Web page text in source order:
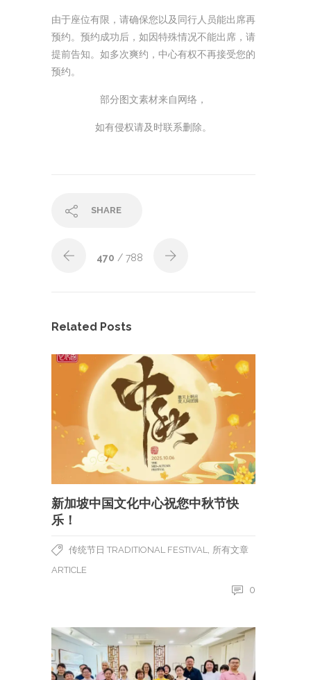
由于座位有限，请确保您以及同行人员能出席再
预约。预约成功后，如因特殊情况不能出席，请
提前告知。如多次爽约，中心有权不再接受您的
预约。
部分图文素材来自网络，
如有侵权请及时联系删除。
SHARE
470 / 788
Related Posts
新加坡中国文化中心祝您中秋节快
乐！
传统节日 TRADITIONAL FESTIVAL, 所有文章
ARTICLE
0